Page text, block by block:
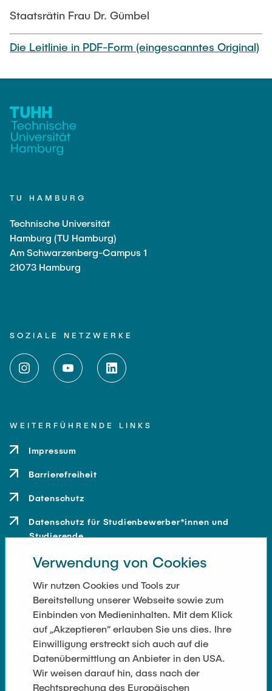
Staatsrätin Frau Dr. Gümbel
Die Leitlinie in PDF-Form (eingescanntes Original)
TU HAMBURG
Technische Universität
Hamburg (TU Hamburg)
Am Schwarzenberg-Campus 1
21073 Hamburg
SOZIALE NETZWERKE
WEITERFÜHRENDE LINKS
Impressum
Barrierefreiheit
Datenschutz
Datenschutz für Studienbewerber*innen und
Studierende
Kontakt
Anfahrt
Presse und Medien
Merchandise-Shop
Cookie-Einstellungen
Verwendung von Cookies
Wir nutzen Cookies und Tools zur
Bereitstellung unserer Webseite sowie zum
Einbinden von Medieninhalten. Mit dem Klick
auf „Akzeptieren“ erlauben Sie uns dies. Ihre
Einwilligung erstreckt sich auch auf die
Datenübermittlung an Anbieter in den USA.
Wir weisen darauf hin, dass nach der
Rechtsprechung des Europäischen